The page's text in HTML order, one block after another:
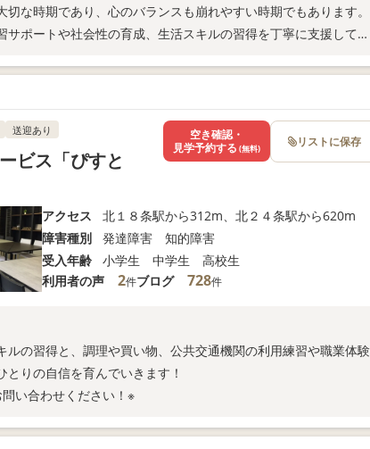
な時期であり、心のバランスも崩れやすい時期でもあります。
ポートや社会性の育成、生活スキルの習得を丁寧に支援してい
送迎あり
ビス「ぴすと
アクセス
北１８条駅から312m、北２４条駅から620m
障害種別
発達障害 知的障害
受入年齢
小学生 中学生 高校生
利用者の声
2件ブログ 728件
ルの習得と、調理や買い物、公共交通機関の利用練習や職業体験
りの自信を育んでいきます！
い合わせください！※
空き確認・
見学予約する (無料) リストに保存